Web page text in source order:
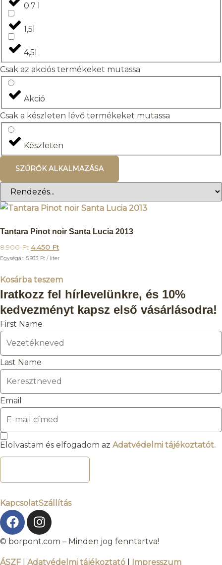
0.7 l
1,5l
4,5l
Csak az akciós termékeket mutassa
Akció
Csak a készleten lévő termékeket mutassa
Készleten
SZŰRŐK ALKALMAZÁSA
Tantara Pinot noir Santa Lucia 2013
8.900Ft 4.450 Ft
Egységár: 5.933 Ft / liter
Kosárba teszem
Iratkozz fel hírlevelünkre, és 10%
kedvezményt kapsz első vásárlásodra!
First Name
Last Name
Email
Elolvastam és elfogadom az Adatvédelmi tájékoztatót.
KapcsolatSzállítás
© borpont.com – Minden jog fenntartva!
ÁSZF| Adatvédelmi tájékoztató Impresszum